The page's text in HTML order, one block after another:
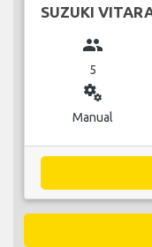
SUZUKI
group
5
miscellaneous_services
Manual